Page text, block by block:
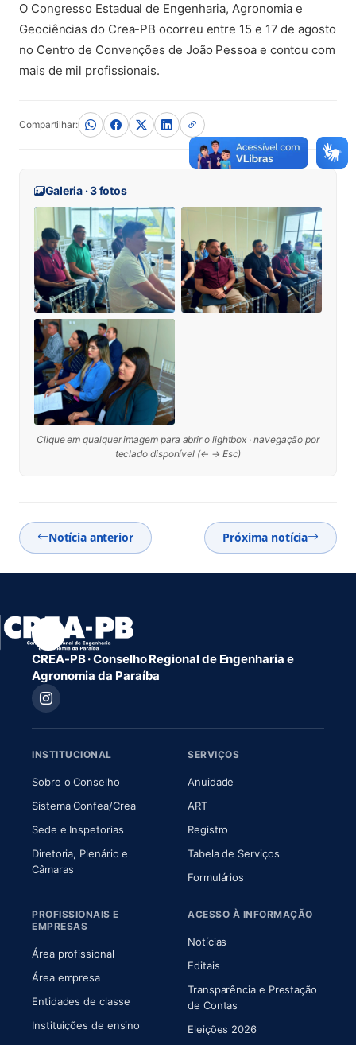
O Congresso Estadual de Engenharia, Agronomia e
Geociências do Crea-PB ocorreu entre 15 e 17 de agosto
no Centro de Convenções de João Pessoa e contou com
mais de mil profissionais.
Compartilhar:
Galeria · 3 fotos
Clique em qualquer imagem para abrir o lightbox · navegação por
teclado disponível (← → Esc)
Notícia anterior Próxima notícia
CREA-PB · Conselho Regional de Engenharia e
Agronomia da Paraíba
INSTITUCIONAL
Sobre o Conselho(abre em nova aba)
Sistema Confea/Crea(abre em nova aba)
Sede e Inspetorias
Diretoria, Plenário e
Câmaras(abre em nova aba)
SERVIÇOS
Anuidade
ART(abre em nova aba)
Registro
Tabela de Serviços
Formulários
PROFISSIONAIS E
EMPRESAS
Área profissional
Área empresa
Entidades de classe
Instituições de ensino
ACESSO À INFORMAÇÃO
Notícias
Editais
Transparência e Prestação
de Contas
Eleições 2026